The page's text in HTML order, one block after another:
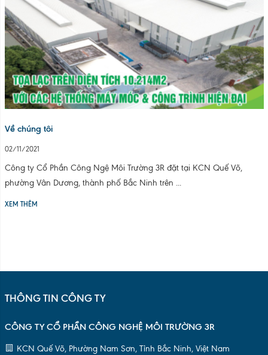
Về chúng tôi
02/11/2021
Công ty Cổ Phần Công Ngệ Môi Trường 3R đặt tại KCN Quế Võ,
phường Vân Dương, thành phố Bắc Ninh trên ...
XEM THÊM
THÔNG TIN CÔNG TY
CÔNG TY CỔ PHẦN CÔNG NGHỆ MÔI TRƯỜNG 3R
KCN Quế Võ, Phường Nam Sơn, Tỉnh Bắc Ninh, Việt Nam